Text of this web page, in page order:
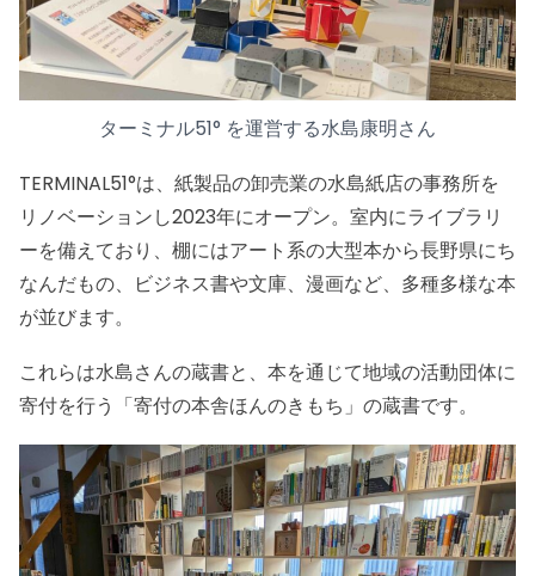
ターミナル51° を運営する水島康明さん
TERMINAL51°は、紙製品の卸売業の水島紙店の事務所を
リノベーションし2023年にオープン。室内にライブラリ
ーを備えており、棚にはアート系の大型本から長野県にち
なんだもの、ビジネス書や文庫、漫画など、多種多様な本
が並びます。
これらは水島さんの蔵書と、本を通じて地域の活動団体に
寄付を行う「寄付の本舎ほんのきもち」の蔵書です。